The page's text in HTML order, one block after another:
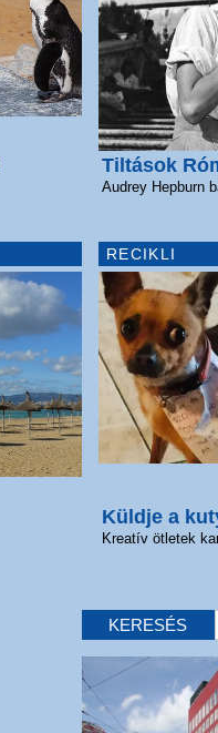
Tiltások
Audrey Hepburn
RECIKLI
Küldje a
Kreatív ötletek
KERESÉS